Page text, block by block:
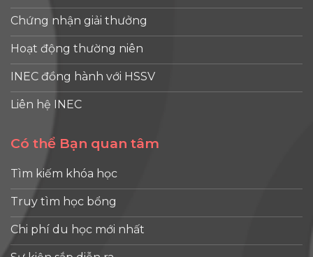
Chứng nhận giải thưởng
Hoạt động thường niên
INEC đồng hành với HSSV
Liên hệ INEC
Có thể Bạn quan tâm
Tìm kiếm khóa học
Truy tìm học bổng
Chi phí du học mới nhất